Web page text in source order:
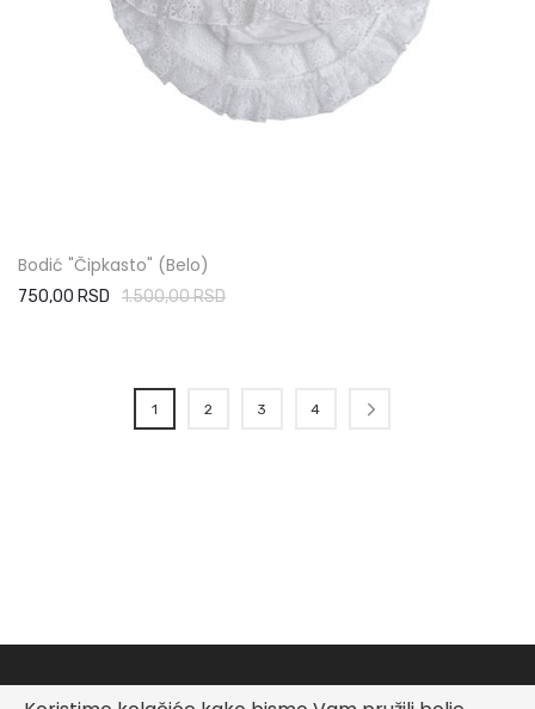
Bodić "Čipkasto" (Belo)
750,00 RSD 1.500,00 RSD
Stranica
1 2 3 4